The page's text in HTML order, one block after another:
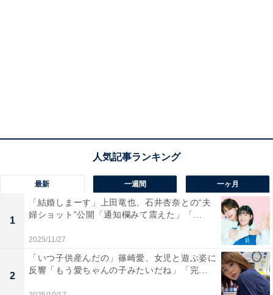
最新 一週間 一ヶ月
1
「結婚しまーす」上田竜也、石井杏奈との“夫
婦ショット”公開「通知欄みて震えた」「...
2025/11/27
2
「いつ子供産んだの」篠崎愛、女児と遊ぶ姿に
反響「もう愛ちゃんの子みたいだね」「完...